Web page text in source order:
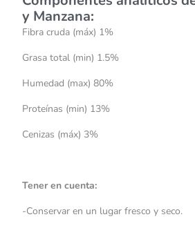
y Manzana:
Fibra cruda (máx) 1%
Grasa total (min) 1.5%
Humedad (max) 80%
Proteínas (min) 13%
Cenizas (máx) 3%
Tener en cuenta:
-Conservar en un lugar fresco y seco.